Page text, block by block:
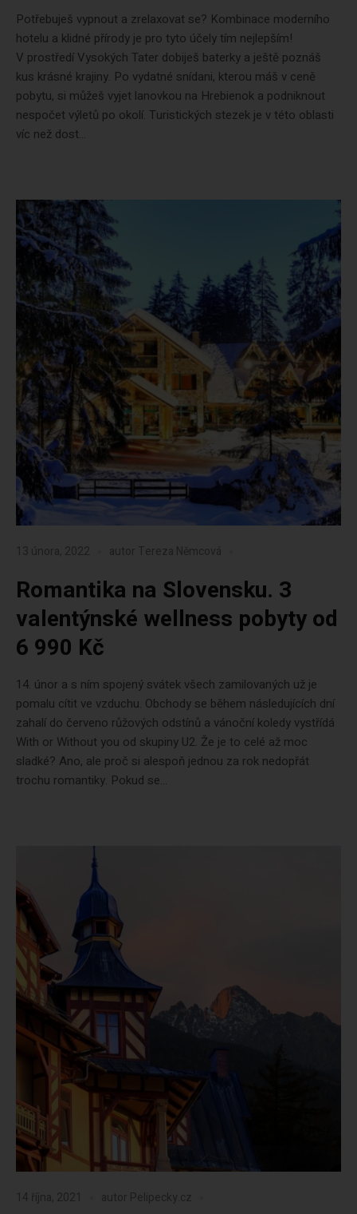
Potřebuješ vypnout a zrelaxovat se? Kombinace moderního
hotelu a klidné přírody je pro tyto účely tím nejlepším!
V prostředí Vysokých Tater dobiješ baterky a ještě poznáš
kus krásné krajiny. Po vydatné snídani, kterou máš v ceně
pobytu, si můžeš vyjet lanovkou na Hrebienok a podniknout
nespočet výletů po okolí. Turistických stezek je v této oblasti
víc než dost...
13 února, 2022 autor Tereza Němcová
Romantika na Slovensku. 3
valentýnské wellness pobyty od
6 990 Kč
14. únor a s ním spojený svátek všech zamilovaných už je
pomalu cítit ve vzduchu. Obchody se během následujících dní
zahalí do červeno růžových odstínů a vánoční koledy vystřídá
With or Without you od skupiny U2. Že je to celé až moc
sladké? Ano, ale proč si alespoň jednou za rok nedopřát
trochu romantiky. Pokud se...
14 října, 2021 autor Pelipecky.cz